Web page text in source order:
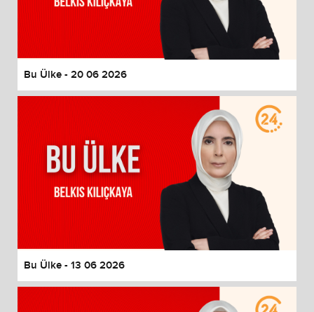
Bu Ülke - 20 06 2026
Bu Ülke - 13 06 2026